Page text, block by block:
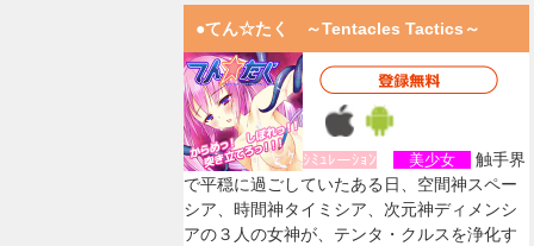
●てん☆たく ～Tentacles Tactics～
ｼﾐｭﾚーｼｮﾝ 美少女
触手界
で平穏に過ごしていたある日、空間神スペー
シア、時間神タイミシア、次元神ディメンシ
アの３人の女神が、テンタ・クルスを浄化す